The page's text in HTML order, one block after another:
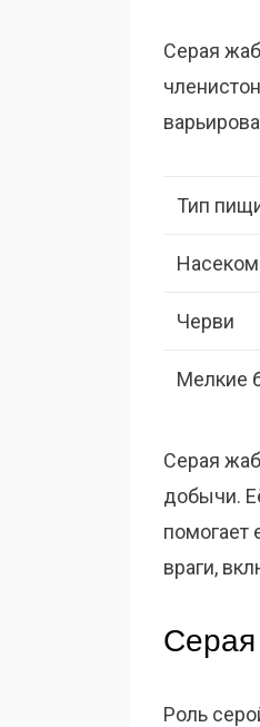
Серая
Тип
Черви
Мелкие
Серая
добычи.
помогает
враги,
Серая
Роль